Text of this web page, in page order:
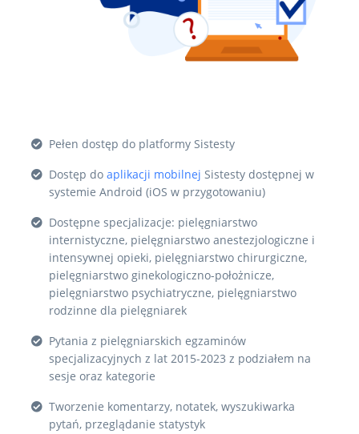
Pełen dostęp do platformy Sistesty
Dostęp do aplikacji mobilnej Sistesty dostępnej w
systemie Android (iOS w przygotowaniu)
Dostępne specjalizacje: pielęgniarstwo
internistyczne, pielęgniarstwo anestezjologiczne i
intensywnej opieki, pielęgniarstwo chirurgiczne,
pielęgniarstwo ginekologiczno-położnicze,
pielęgniarstwo psychiatryczne, pielęgniarstwo
rodzinne dla pielęgniarek
Pytania z pielęgniarskich egzaminów
specjalizacyjnych z lat 2015-2023 z podziałem na
sesje oraz kategorie
Tworzenie komentarzy, notatek, wyszukiwarka
pytań, przeglądanie statystyk